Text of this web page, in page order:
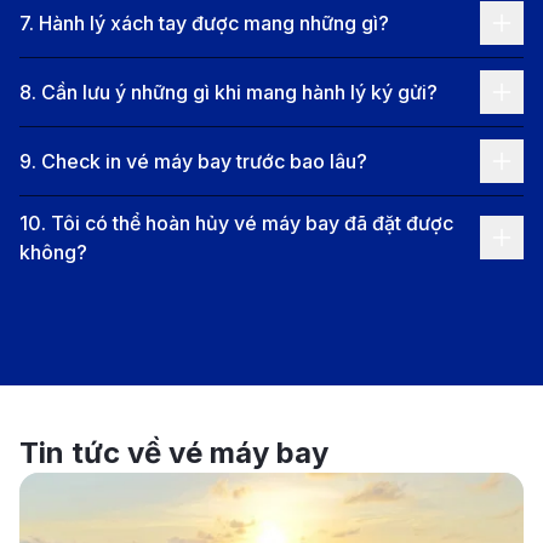
Chuyến bay phổ biến từ Đà Nẵng đến
Denver
Chuyến bay thẳng:
Hiện tại, chưa có chuyến bay
thẳng từ Đà Nẵng (Sân bay Quốc tế Đà Nẵng -
DAD) đến Denver (Sân bay Quốc tế Denver -
DEN).
cảnh tại các thành phố lớn như Seoul, Doha,
khai thác tuyến bay này bao gồm Korean Air,
Qatar Airways, Lufthansa, Emirates, Air France, và
Vietnam Airlines. Tổng thời gian di chuyển dao
7. Hành lý xách tay được mang những gì?
8. Cần lưu ý những gì khi mang hành lý ký gửi?
9. Check in vé máy bay trước bao lâu?
10. Tôi có thể hoàn hủy vé máy bay đã đặt được
không?
Tin tức về vé máy bay